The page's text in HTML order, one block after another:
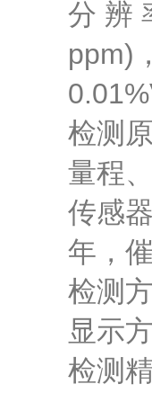
分 辨
ppm)
检测
量程
传感
年，
检测
显示
检测